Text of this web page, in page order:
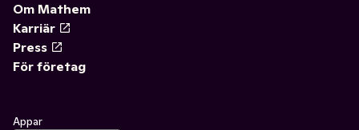
Om Mathem
Karriär
Press
För företag
Appar